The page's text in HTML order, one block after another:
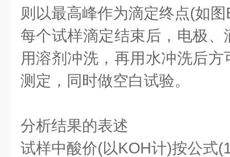
则以最高峰作为滴定终点(如
每个试样滴定结束后，电极
用溶剂冲洗，再用水冲洗后
测定，同时做空白试验。
分析结果的表述
试样中酸价(以KOH计)按公式